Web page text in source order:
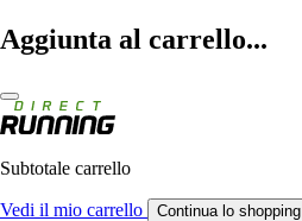
Aggiunta al carrello...
Subtotale carrello
Vedi il mio carrello Continua lo shopping